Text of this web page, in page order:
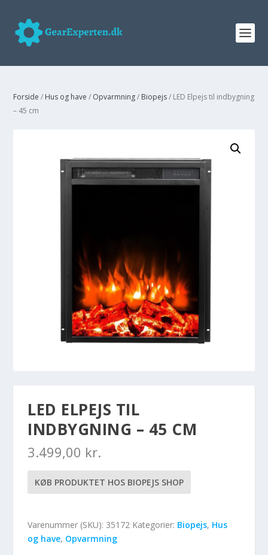
Forside / Hus og have / Opvarmning/ Biopejs/ LED Elpejs til indbygning
– 45 cm
LED ELPEJS TIL
INDBYGNING – 45 CM
3.499,00 kr.
KØB PRODUKTET HOS BIOPEJS SHOP
Varenummer (SKU): 35172 Kategorier: Biopejs, Hus
og have, Opvarmning